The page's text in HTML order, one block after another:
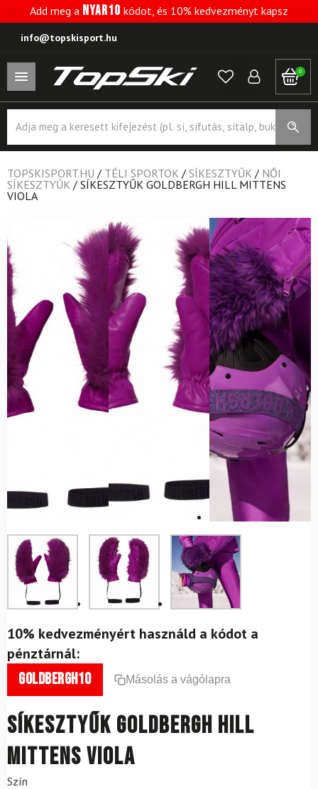
Add meg a NYAR10 kódot, és 10% kedvezményt kapsz
info@topskisport.hu
0
search
TOPSKISPORT.HU / TÉLI SPORTOK / SÍKESZTYŰK / NŐI
SÍKESZTYŰK / SÍKESZTYŰK GOLDBERGH HILL MITTENS
VIOLA
10% kedvezményért használd a kódot a
pénztárnál:
goldbergh10 Másolás a vágólapra
Síkesztyűk GOLDBERGH Hill
Mittens Viola
Szín